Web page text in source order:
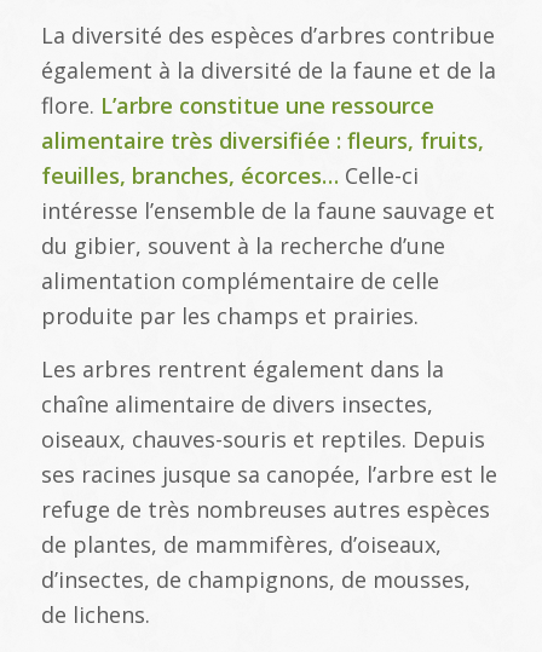
La diversité des espèces d’arbres contribue
également à la diversité de la faune et de la
flore. L’arbre constitue une ressource
alimentaire très diversifiée : fleurs, fruits,
feuilles, branches, écorces… Celle-ci
intéresse l’ensemble de la faune sauvage et
du gibier, souvent à la recherche d’une
alimentation complémentaire de celle
produite par les champs et prairies.
Les arbres rentrent également dans la
chaîne alimentaire de divers insectes,
oiseaux, chauves-souris et reptiles. Depuis
ses racines jusque sa canopée, l’arbre est le
refuge de très nombreuses autres espèces
de plantes, de mammifères, d’oiseaux,
d’insectes, de champignons, de mousses,
de lichens.